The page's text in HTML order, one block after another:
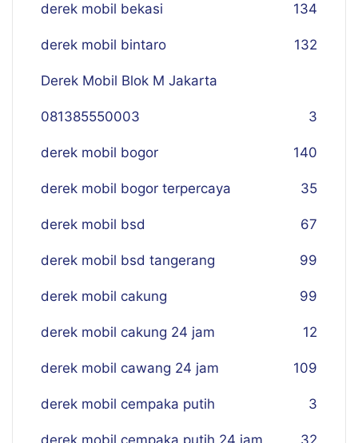
derek mobil bekasi 134
derek mobil bintaro 132
Derek Mobil Blok M Jakarta
081385550003 3
derek mobil bogor 140
derek mobil bogor terpercaya 35
derek mobil bsd 67
derek mobil bsd tangerang 99
derek mobil cakung 99
derek mobil cakung 24 jam 12
derek mobil cawang 24 jam 109
derek mobil cempaka putih 3
derek mobil cempaka putih 24 jam 32